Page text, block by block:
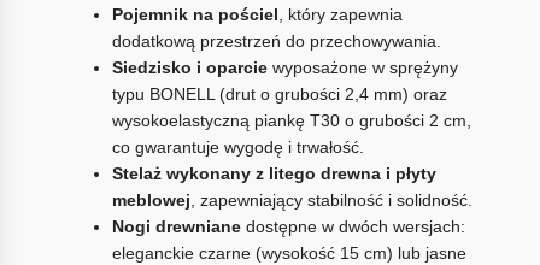
Pojemnik na pościel, który zapewnia
dodatkową przestrzeń do przechowywania.
Siedzisko i oparciewyposażone w sprężyny
typu BONELL (drut o grubości 2,4 mm) oraz
wysokoelastyczną piankę T30 o grubości 2 cm,
co gwarantuje wygodę i trwałość.
Stelaż wykonany z litego drewna i płyty
meblowej, zapewniający stabilność i solidność.
Nogi drewnianedostępne w dwóch wersjach:
eleganckie czarne (wysokość 15 cm) lub jasne